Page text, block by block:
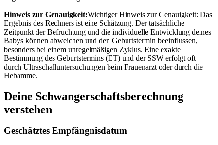
Hinweis zur Genauigkeit:Wichtiger Hinweis zur Genauigkeit: Das
Ergebnis des Rechners ist eine Schätzung. Der tatsächliche
Zeitpunkt der Befruchtung und die individuelle Entwicklung deines
Babys können abweichen und den Geburtstermin beeinflussen,
besonders bei einem unregelmäßigen Zyklus. Eine exakte
Bestimmung des Geburtstermins (ET) und der SSW erfolgt oft
durch Ultraschalluntersuchungen beim Frauenarzt oder durch die
Hebamme.
Deine Schwangerschaftsberechnung
verstehen
Geschätztes Empfängnisdatum